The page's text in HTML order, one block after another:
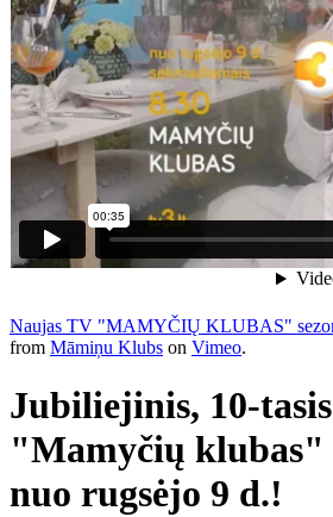
Naujas TV "MAMYČIŲ KLUBAS"
from Māmiņu Klubs on Vimeo.
Jubiliejinis, 10-
"Mamyčių klubas"
nuo rugsėjo 9 d.!